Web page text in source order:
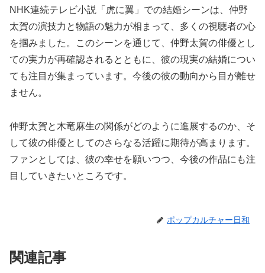
NHK連続テレビ小説「虎に翼」での結婚シーンは、仲野
太賀の演技力と物語の魅力が相まって、多くの視聴者の心
を掴みました。このシーンを通じて、仲野太賀の俳優とし
ての実力が再確認されるとともに、彼の現実の結婚につい
ても注目が集まっています。今後の彼の動向から目が離せ
ません。
仲野太賀と木竜麻生の関係がどのように進展するのか、そ
して彼の俳優としてのさらなる活躍に期待が高まります。
ファンとしては、彼の幸せを願いつつ、今後の作品にも注
目していきたいところです。
ポップカルチャー日和
関連記事